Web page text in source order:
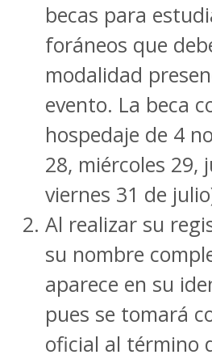
becas para
foráneos que
modalidad
evento. La beca
hospedaje de 4
28, miércoles 29,
viernes 31 de
Al realizar su
su nombre
aparece en su
pues se tomará
oficial al término